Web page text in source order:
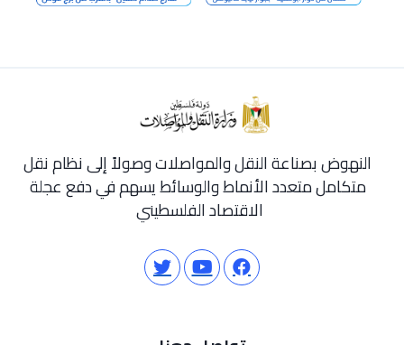
النهوض بصناعة النقل والمواصلات وصولاً إلى نظام نقل
متكامل متعدد الأنماط والوسائط يسهم في دفع عجلة
الاقتصاد الفلسطيني